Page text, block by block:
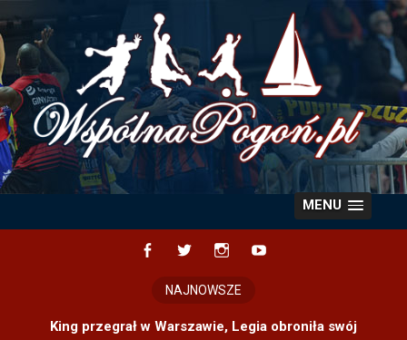
content
MENU
NAJNOWSZE
King przegrał w Warszawie, Legia obroniła swój